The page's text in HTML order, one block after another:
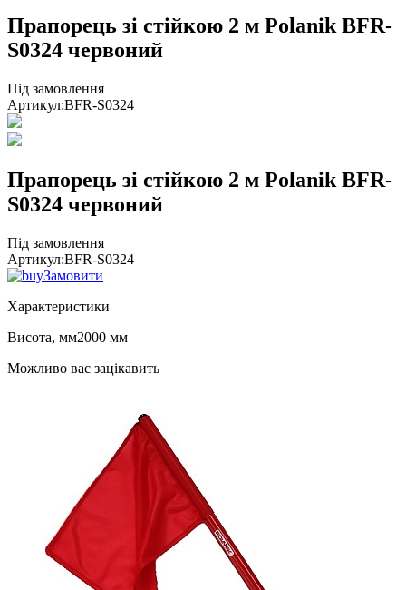
Прапорець зі стійкою 2 м Polanik BFR-
S0324 червоний
Під замовлення
Артикул:BFR-S0324
Прапорець зі стійкою 2 м Polanik BFR-
S0324 червоний
Під замовлення
Артикул:BFR-S0324
Замовити
Характеристики
Висота, мм2000 мм
Можливо вас зацікавить